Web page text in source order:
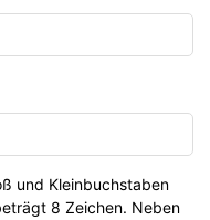
und Kleinbuchstaben
8 Zeichen. Neben